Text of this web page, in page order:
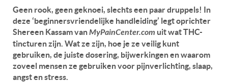
Geen rook, geen geknoei, slechts een paar druppels! In
deze ‘beginnersvriendelijke handleiding’ legt oprichter
Shereen Kassam vanMyPainCenter.com uit wat THC-
tincturen zijn. Wat ze zijn, hoe je ze veilig kunt
gebruiken, de juiste dosering, bijwerkingen en waarom
zoveel mensen ze gebruiken voor pijnverlichting, slaap,
angst en stress.